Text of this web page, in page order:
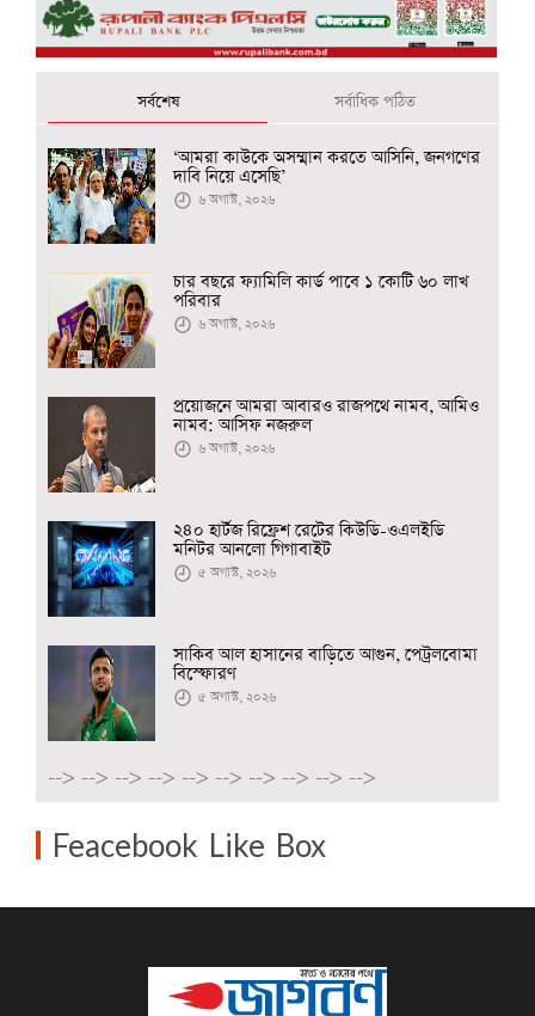
সর্বশেষ সর্বাধিক পঠিত
‘আমরা কাউকে অসম্মান করতে আসিনি, জনগণের
দাবি নিয়ে এসেছি’
৬ অগাস্ট, ২০২৬
চার বছরে ফ্যামিলি কার্ড পাবে ১ কোটি ৬০ লাখ
পরিবার
৬ অগাস্ট, ২০২৬
প্রয়োজনে আমরা আবারও রাজপথে নামব, আমিও
নামব: আসিফ নজরুল
৬ অগাস্ট, ২০২৬
২৪০ হার্টজ রিফ্রেশ রেটের কিউডি-ওএলইডি
মনিটর আনলো গিগাবাইট
৫ অগাস্ট, ২০২৬
সাকিব আল হাসানের বাড়িতে আগুন, পেট্রলবোমা
বিস্ফোরণ
৫ অগাস্ট, ২০২৬
--> --> --> --> --> --> --> --> --> -->
Feacebook Like Box